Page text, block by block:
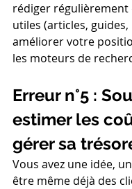
rédiger régulièrement
utiles (articles, guides,
améliorer votre
les moteurs de
Erreur n°5 :
estimer les
gérer sa
Vous avez une idée,
être même déjà des